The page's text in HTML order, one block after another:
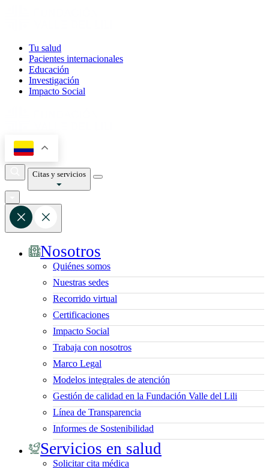
Tu salud
Pacientes internacionales
Educación
Investigación
Impacto Social
Citas y servicios
Nosotros
Quiénes somos
Nuestras sedes
Recorrido virtual
Certificaciones
Impacto Social
Trabaja con nosotros
Marco Legal
Modelos integrales de atención
Gestión de calidad en la Fundación Valle del Lili
Línea de Transparencia
Informes de Sostenibilidad
Servicios en salud
Solicitar cita médica